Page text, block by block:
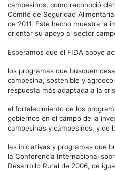
campesinos, como reconoció
Comité de Seguridad
de 2011. Este hecho muestra la
orientar su apoyo al sector
Esperamos que el FIDA apoye
los programas que busquen
campesina, sostenible y
respuesta más adaptada a la
el fortalecimiento de los
gobiernos en el campo de la
campesinas y campesinos, y de
las iniciativas y programas que
la Conferencia Internacional
Desarrollo Rural de 2006, de